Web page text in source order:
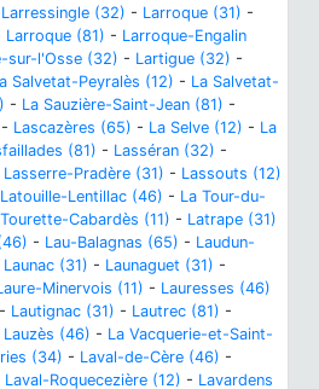
Larressingle (32) - Larroque (31) -
Larroque (81) - Larroque-Engalin
sur-l'Osse (32) - Lartigue (32) -
Salvetat-Peyralès (12) - La Salvetat-
- La Sauzière-Saint-Jean (81) -
- Lascazères (65) - La Selve (12) - La
(81) - Lasséran (32) -
Lasserre-Pradère (31) - Lassouts (12)
Latouille-Lentillac (46) - La Tour-du-
Cabardès (11) - Latrape (31)
- Lau-Balagnas (65) - Laudun-
Launac (31) - Launaguet (31) -
Minervois (11) - Lauresses (46)
- Lautignac (31) - Lautrec (81) -
Lauzès (46) - La Vacquerie-et-Saint-
(34) - Laval-de-Cère (46) -
Laval-Roquecezière (12) - Lavardens